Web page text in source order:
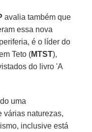
avalia também que
essa nova
é o líder do
Teto (MTST),
do livro 'A
uma
várias naturezas,
inclusive está